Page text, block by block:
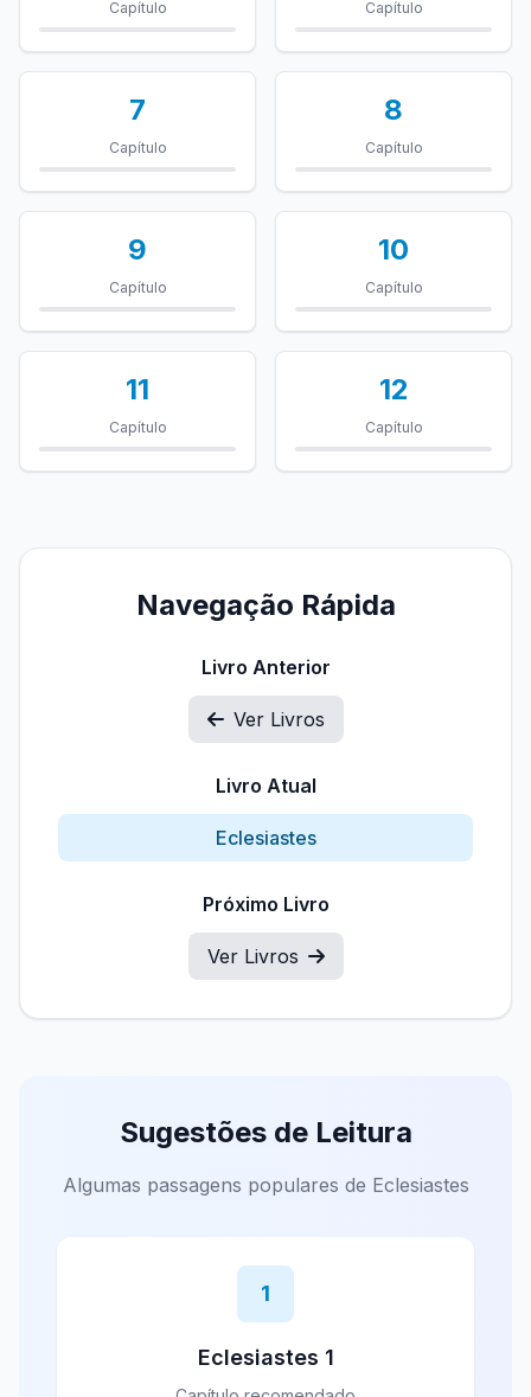
Capítulo Capítulo
7
Capítulo
8
Capítulo
9
Capítulo
10
Capítulo
11
Capítulo
12
Capítulo
Navegação Rápida
Livro Anterior
Ver Livros
Livro Atual
Eclesiastes
Próximo Livro
Ver Livros
Sugestões de Leitura
Algumas passagens populares de Eclesiastes
1
Eclesiastes 1